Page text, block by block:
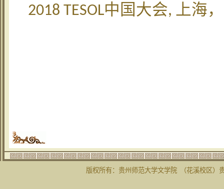
2018 TESOL中国大会, 上海，
版权所有：贵州师范大学文学院 （花溪校区